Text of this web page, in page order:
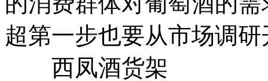
超第一步也要从市场调研
西凤酒货架